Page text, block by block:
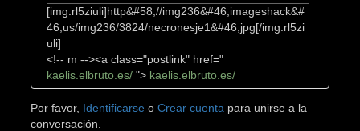
[img:rl5ziuli]http&#58;//img236&#46;imageshack&#
46;us/img236/3824/necronesje1&#46;jpg[/img:rl5zi
uli]
<!-- m --><a class="postlink" href="
kaelis.elbruto.es/ "> kaelis.elbruto.es/
Por favor, Identificarse oCrear cuenta para unirse a la
conversación.